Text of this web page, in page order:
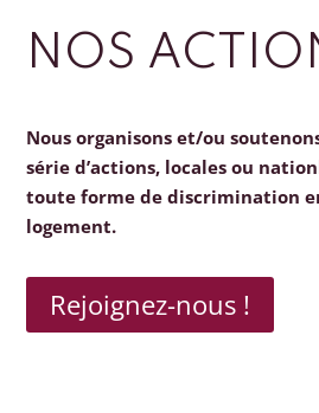
NOS
Nous organisons et/ou
série d’actions, locales ou
toute forme de discrimination
logement.
Rejoignez-nous !